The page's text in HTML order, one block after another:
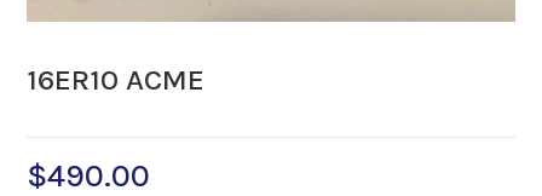
16ER10 ACME
$490.00